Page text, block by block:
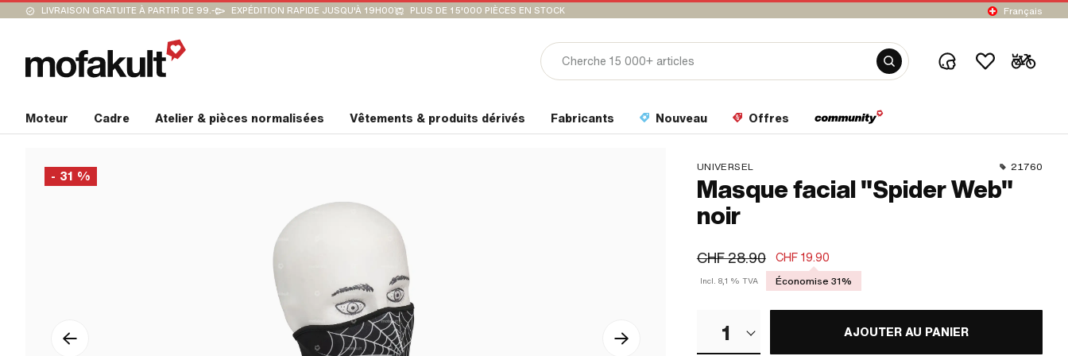
LIVRAISON GRATUITE À PARTIR DE 99.- EXPÉDITION RAPIDE JUSQU'À 19H00 PLUS DE 15'000 PIÈCES EN STOCK Français
Moteur Cadre Atelier & pièces normalisées Vêtements & produits dérivés Fabricants Nouveau Offres
- 31 %
UNIVERSEL 21760
Masque facial "Spider Web"
noir
CHF 28.90 CHF 19.90
Incl. 8,1 % TVA Économise 31%
1 AJOUTER AU PANIER